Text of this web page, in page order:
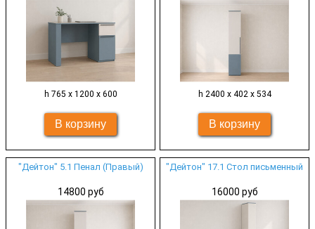
h 765 х 1200 х 600 h 2400 х 402 х 534
"Дейтон" 5.1 Пенал (Правый)
14800 руб
"Дейтон" 17.1 Стол письменный
16000 руб